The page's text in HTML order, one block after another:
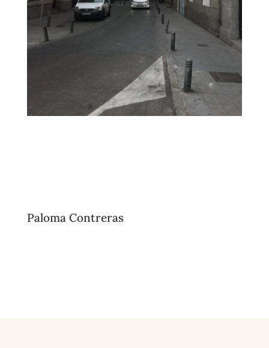
Paloma Contreras